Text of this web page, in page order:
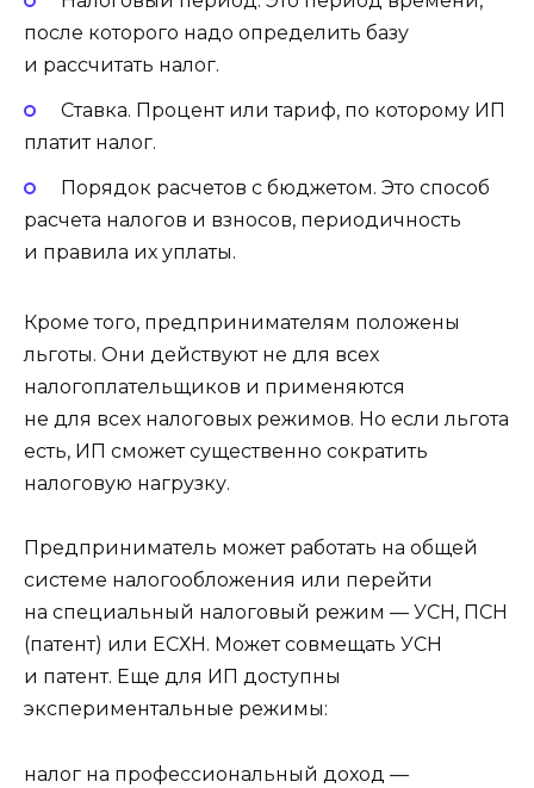
после которого надо определить базу
и рассчитать налог.
Ставка. Процент или тариф, по которому ИП
платит налог.
Порядок расчетов с бюджетом. Это способ
расчета налогов и взносов, периодичность
и правила их уплаты.
Кроме того, предпринимателям положены
льготы. Они действуют не для всех
налогоплательщиков и применяются
не для всех налоговых режимов. Но если льгота
есть, ИП сможет существенно сократить
налоговую нагрузку.
Предприниматель может работать на общей
системе налогообложения или перейти
на специальный налоговый режим — УСН, ПСН
(патент) или ЕСХН. Может совмещать УСН
и патент. Еще для ИП доступны
экспериментальные режимы:
налог на профессиональный доход —